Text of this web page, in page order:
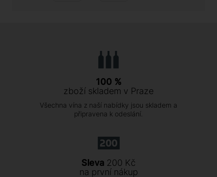
100 %
zboží skladem v Praze
Všechna vína z naší nabídky jsou skladem a
připravena k odeslání.
Sleva 200 Kč
na první nákup